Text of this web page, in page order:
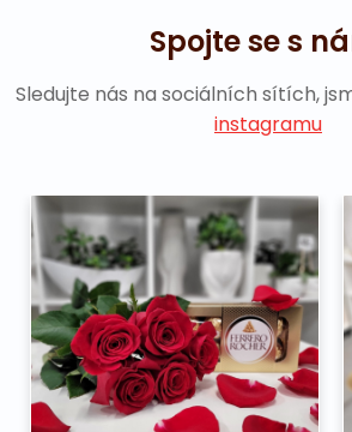
Spojte se s
Sledujte nás na sociálních sítích,
instagramu